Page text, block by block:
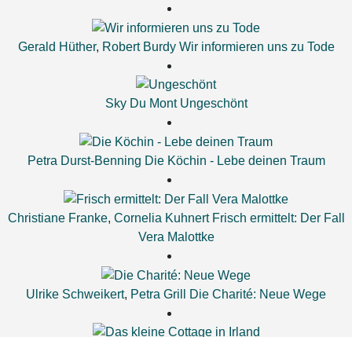
Gerald Hüther, Robert Burdy Wir informieren uns zu Tode
Sky Du Mont Ungeschönt
Petra Durst-Benning Die Köchin - Lebe deinen Traum
Christiane Franke, Cornelia Kuhnert Frisch ermittelt: Der Fall
Vera Malottke
Ulrike Schweikert, Petra Grill Die Charité: Neue Wege